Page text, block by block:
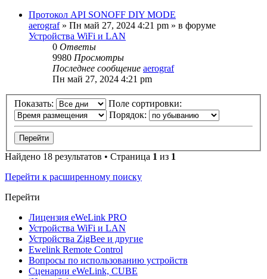
Протокол API SONOFF DIY MODE
aerograf» Пн май 27, 2024 4:21 pm » в форуме
Устройства WiFi и LAN
0 Ответы
9980 Просмотры
Последнее сообщение aerograf
Пн май 27, 2024 4:21 pm
Показать:
Поле сортировки:
Порядок:
Найдено 18 результатов • Страница 1 из 1
Перейти к расширенному поиску
Перейти
Лицензия eWeLink PRO
Устройства WiFi и LAN
Устройства ZigBee и другие
Ewelink Remote Control
Вопросы по использованию устройств
Сценарии eWeLink, CUBE